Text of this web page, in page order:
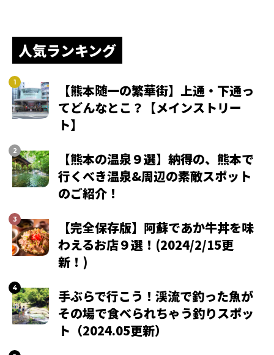
人気ランキング
【熊本随一の繁華街】上通・下通っ
てどんなとこ？【メインストリー
ト】
【熊本の温泉９選】納得の、熊本で
行くべき温泉&周辺の素敵スポット
のご紹介！
【完全保存版】阿蘇であか牛丼を味
わえるお店９選！(2024/2/15更
新！)
手ぶらで行こう！渓流で釣った魚が
その場で食べられちゃう釣りスポッ
ト（2024.05更新）